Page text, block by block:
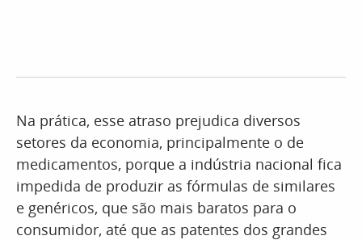
Na prática, esse atraso prejudica diversos
setores da economia, principalmente o de
medicamentos, porque a indústria nacional fica
impedida de produzir as fórmulas de similares
e genéricos, que são mais baratos para o
consumidor, até que as patentes dos grandes